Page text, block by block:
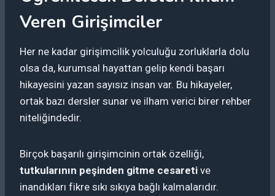
Veren Girişimciler
Her ne kadar girişimcilik yolculuğu zorluklarla dolu
olsa da, kurumsal hayattan gelip kendi başarı
hikayesini yazan sayısız insan var. Bu hikayeler,
ortak bazı dersler sunar ve ilham verici birer rehber
niteliğindedir.
Birçok başarılı girişimcinin ortak özelliği,
tutkularının peşinden gitme cesareti ve
inandıkları fikre sıkı sıkıya bağlı kalmalarıdır.